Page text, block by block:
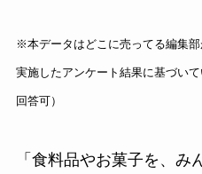
※本データはどこに売ってる編集部
実施したアンケート結果に基づい
回答可）
「食料品やお菓子を、み